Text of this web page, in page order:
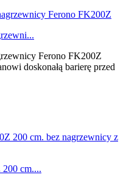
Ferono FK200Z
doskonałą barierę przed
cm....